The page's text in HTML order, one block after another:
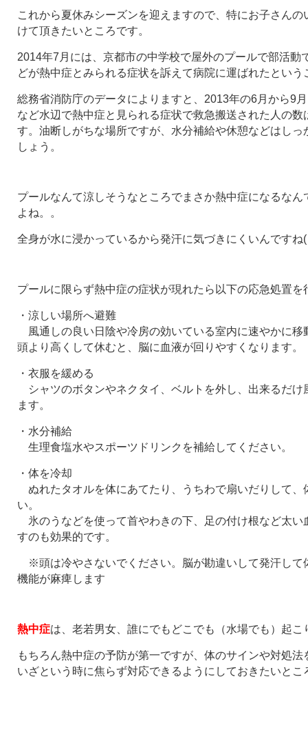
これから夏休みシーズンを迎えますので、特にお子さんの
けて頂きたいところです。
2014年7月には、京都市の中学校で屋外のプールで部活動
どが熱中症とみられる症状を訴えて病院に運ばれたという
総務省消防庁のデータによりますと、2013年の6月から9
など水辺で熱中症と見られる症状で救急搬送された人の数
す。油断しがちな場所ですが、水分補給や休憩などはしっ
しょう。
プールなんて涼しそうなところでまさか熱中症になるなん
よね。。
全身が水に浸かっているから発汗に気づきにくいんですね
プールに限らず熱中症の症状が現れたら以下の応急処置を
・涼しい場所へ避難
風通しの良い日陰や冷房の効いている室内に速やかに移
頭より高くして休むと、脳に血液が回りやすくなります。
・衣服を緩める
シャツのボタンやネクタイ、ベルトを外し、出来るだけ
ます。
・水分補給
生理食塩水やスポーツドリンクを補給してください。
・体を冷却
ぬれたタオルを体にあてたり、うちわで扇いだりして、
い。
氷のうなどを使って首やわきの下、足の付け根など太い
すのも効果的です。
※頭は冷やさないでください。脳が勘違いして発汗して
機能が麻痺します
熱中症は、老若男女、誰にでもどこでも（水場でも）起こ
もちろん熱中症の予防が第一ですが、体のサインや対処
いざという時に焦らず対応できるようにしておきたいとこ